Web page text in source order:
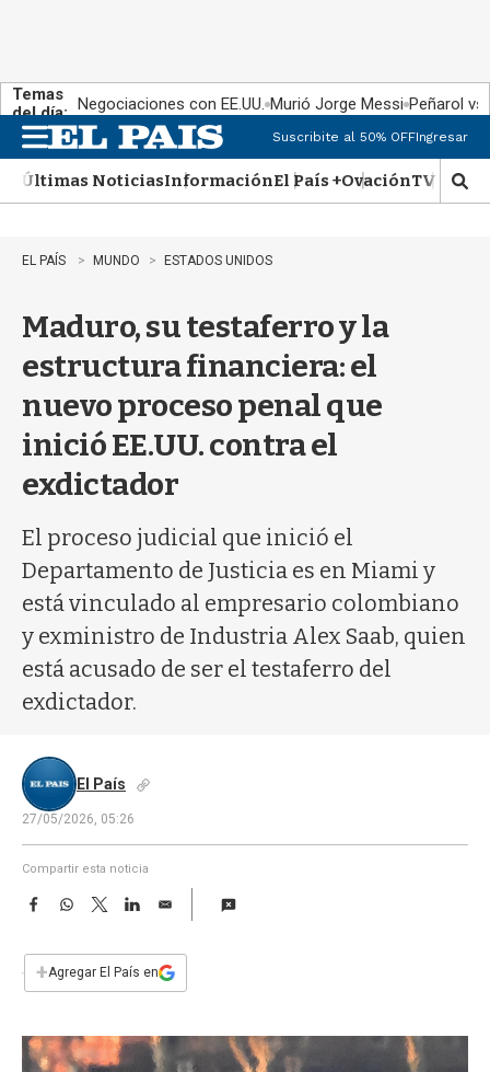
Temas
del día: Negociaciones con EE.UU. Murió Jorge Messi Peñarol
n
u
Suscribite al 50% OFFIngresar
Últimas NoticiasInformaciónEl País +OvaciónTV Show
M
o
EL PAÍS MUNDO ESTADOS UNIDOS
Maduro, su testaferro y la
estructura financiera: el
nuevo proceso penal que
inició EE.UU. contra el
exdictador
El proceso judicial que inició el
Departamento de Justicia es en Miami y
está vinculado al empresario colombiano
y exministro de Industria Alex Saab, quien
está acusado de ser el testaferro del
exdictador.
El País
27/05/2026, 05:26
Compartir esta noticia
F
e
b
k
W
s
p
T
w
t
L
n
E
i
l
+Agregar El País en